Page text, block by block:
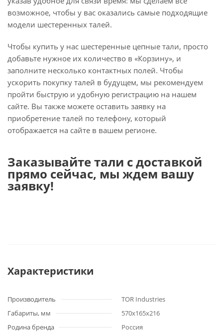
возможное, чтобы у вас оказались самые подходящие
модели шестеренных талей.
Чтобы купить у нас шестеренные цепные тали, просто
добавьте нужное их количество в «Корзину», и
заполните несколько контактных полей. Чтобы
ускорить покупку талей в будущем, мы рекомендуем
пройти быструю и удобную регистрацию на нашем
сайте. Вы также можете оставить заявку на
приобретение талей по телефону, который
отображается на сайте в вашем регионе.
Заказывайте тали с доставкой
прямо сейчас, мы ждем вашу
заявку!
Характеристики
Производитель
TOR Industries
Габариты, мм
570х165х216
Родина бренда
Россия